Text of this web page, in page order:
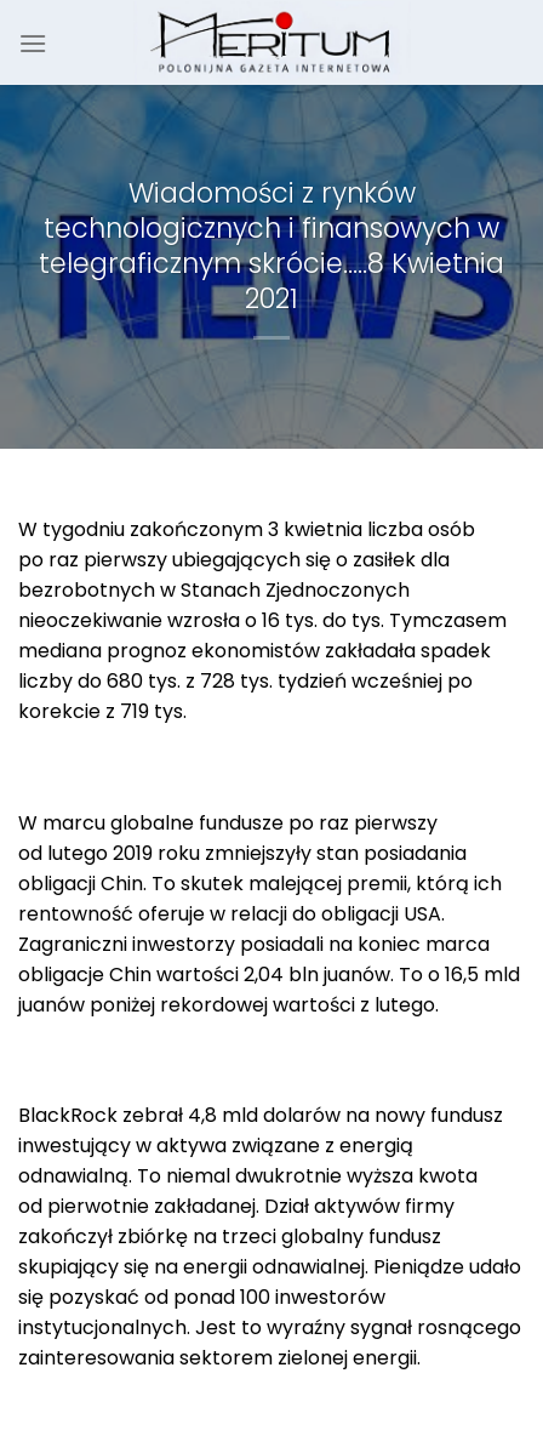
Wiadomości z rynków
technologicznych i finansowych w
telegraficznym skrócie…..8 Kwietnia
2021
W tygodniu zakończonym 3 kwietnia liczba osób
po raz pierwszy ubiegających się o zasiłek dla
bezrobotnych w Stanach Zjednoczonych
nieoczekiwanie wzrosła o 16 tys. do tys. Tymczasem
mediana prognoz ekonomistów zakładała spadek
liczby do 680 tys. z 728 tys. tydzień wcześniej po
korekcie z 719 tys.
W marcu globalne fundusze po raz pierwszy
od lutego 2019 roku zmniejszyły stan posiadania
obligacji Chin. To skutek malejącej premii, którą ich
rentowność oferuje w relacji do obligacji USA.
Zagraniczni inwestorzy posiadali na koniec marca
obligacje Chin wartości 2,04 bln juanów. To o 16,5 mld
juanów poniżej rekordowej wartości z lutego.
BlackRock zebrał 4,8 mld dolarów na nowy fundusz
inwestujący w aktywa związane z energią
odnawialną. To niemal dwukrotnie wyższa kwota
od pierwotnie zakładanej. Dział aktywów firmy
zakończył zbiórkę na trzeci globalny fundusz
skupiający się na energii odnawialnej. Pieniądze udało
się pozyskać od ponad 100 inwestorów
instytucjonalnych. Jest to wyraźny sygnał rosnącego
zainteresowania sektorem zielonej energii.